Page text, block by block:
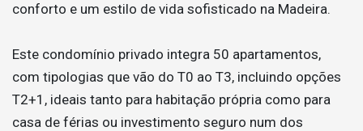
conforto e um estilo de vida sofisticado na Madeira.
Este condomínio privado integra 50 apartamentos,
com tipologias que vão do T0 ao T3, incluindo opções
T2+1, ideais tanto para habitação própria como para
casa de férias ou investimento seguro num dos